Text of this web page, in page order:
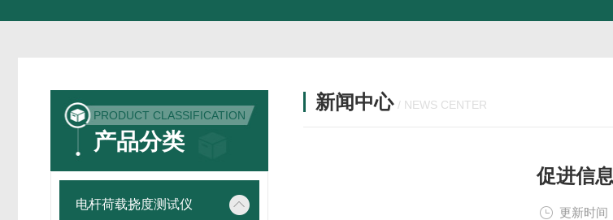
PRODUCT CLASSIFICATION
产品分类
电杆荷载挠度测试仪
新闻中心 / NEWS CENTER
促进信
更新时